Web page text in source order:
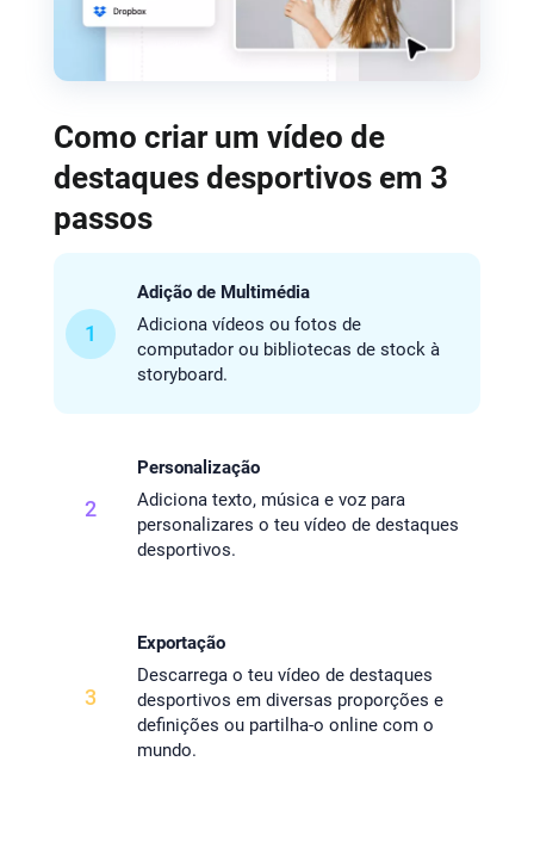
Como criar um vídeo de
destaques desportivos em 3
passos
1
Adição de Multimédia
Adiciona vídeos ou fotos de
computador ou bibliotecas de stock à
storyboard.
2
Personalização
Adiciona texto, música e voz para
personalizares o teu vídeo de destaques
desportivos.
3
Exportação
Descarrega o teu vídeo de destaques
desportivos em diversas proporções e
definições ou partilha-o online com o
mundo.